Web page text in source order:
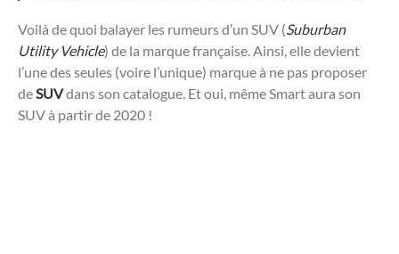
Voilà de quoi balayer les rumeurs d’un SUV (Suburban
Utility Vehicle) de la marque française. Ainsi, elle devient
l’une des seules (voire l’unique) marque à ne pas proposer
deSUVdans son catalogue. Et oui, même Smart aura son
SUV à partir de 2020 !